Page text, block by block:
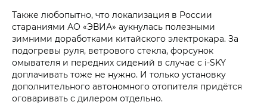
Также любопытно, что локализация в России
стараниями АО «ЭВИА» аукнулась полезными
зимними доработками китайского электрокара. За
подогревы руля, ветрового стекла, форсунок
омывателя и передних сидений в случае с i‑SKY
доплачивать тоже не нужно. И только установку
дополнительного автономного отопителя придётся
оговаривать с дилером отдельно.